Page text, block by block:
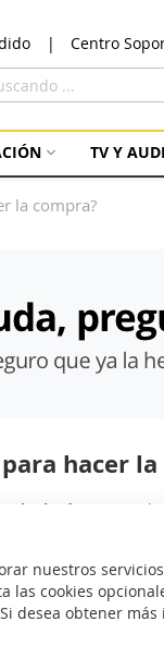
nuestros
las cookies
desea obtener
Centro
TV Y
la compra?
hacer
invitado
.
gestión del